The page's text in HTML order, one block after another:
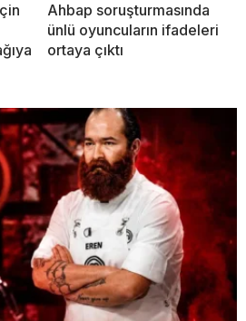
Ahbap soruşturmasında
ünlü oyuncuların ifadeleri
ortaya çıktı